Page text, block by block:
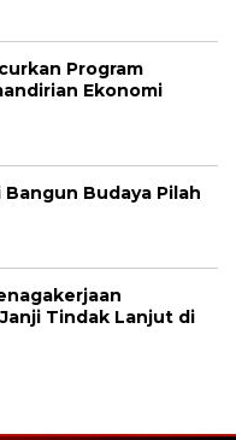
Program
Ekonomi
Budaya Pilah
Tindak Lanjut di